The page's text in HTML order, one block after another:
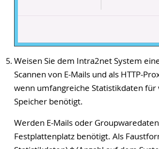
Weisen Sie dem Intra2net System
Scannen von E-Mails und als HTTP-
wenn umfangreiche Statistikdaten
Speicher benötigt.
Werden E-Mails oder
Festplattenplatz benötigt. Als